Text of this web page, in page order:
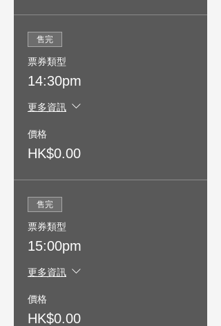
售完
票券類型
14:30pm
更多資訊
價格
HK$0.00
售完
票券類型
15:00pm
更多資訊
價格
HK$0.00